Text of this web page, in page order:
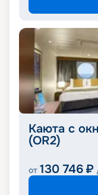
Каюта с
(OR2)
от 130 746 ₽